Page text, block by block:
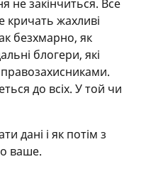
не закінчиться. Все
кричать жахливі
безхмарно, як
блогери, які
до всіх. У той чи
дані і як потім з
ваше.